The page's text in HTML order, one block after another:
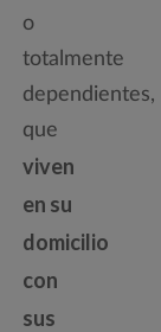
o
totalmente
dependientes,
que
viven
en su
domicilio
con
sus